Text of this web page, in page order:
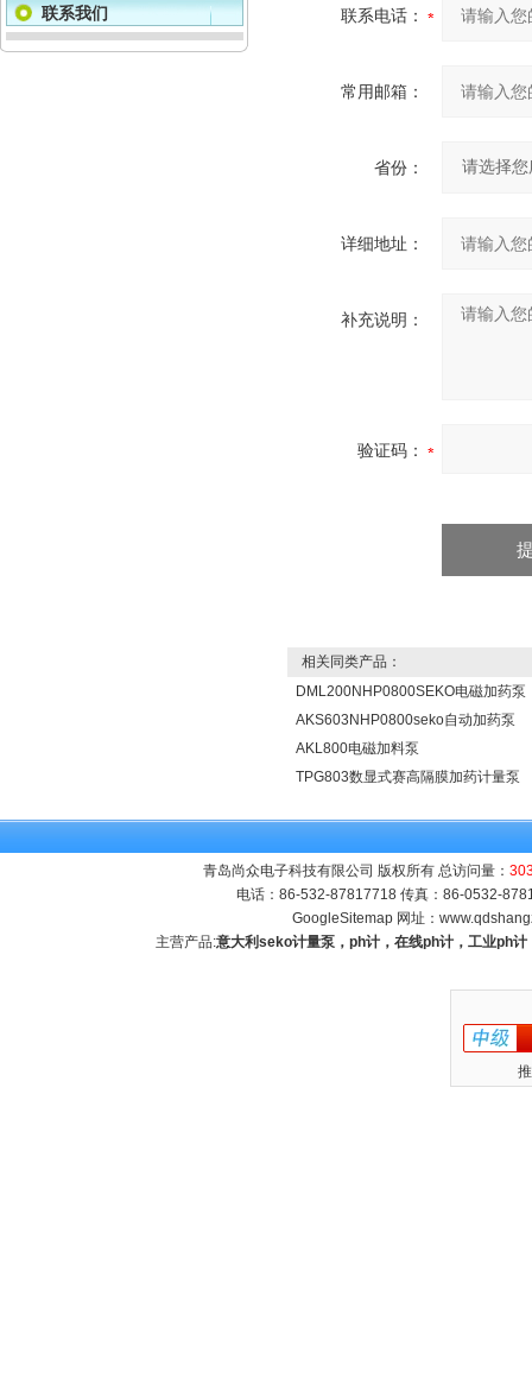
联系我们 联系电话：
常用邮箱：
省份：
详细地址：
补充说明：
验证码：
相关同类产品：
DML200NHP0800SEKO电磁加药泵
AKS603NHP0800seko自动加药泵
AKL800电磁加料泵
TPG803数显式赛高隔膜加药计量泵
青岛尚众电子科技有限公司 版权所有 总访问量：
电话：86-532-87817718 传真：86-0532-
GoogleSitemap 网址：
主营产品:意大利seko计量泵，ph计，在线ph计，工业ph